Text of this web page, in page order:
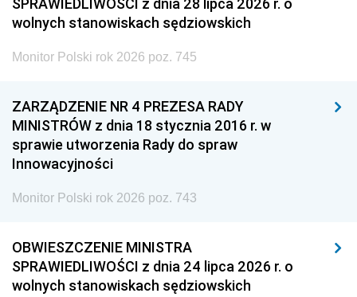
wolnych stanowiskach sędziowskich
Monitor Polski rok 2026 poz. 745
ZARZĄDZENIE NR 4 PREZESA RADY
MINISTRÓW z dnia 18 stycznia 2016 r. w
sprawie utworzenia Rady do spraw
Innowacyjności
Monitor Polski rok 2026 poz. 743
OBWIESZCZENIE MINISTRA
SPRAWIEDLIWOŚCI z dnia 24 lipca 2026 r. o
wolnych stanowiskach sędziowskich